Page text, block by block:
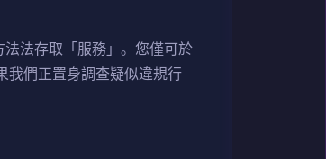
法存取「服務」。您僅可於
我們正置身調查疑似違規行